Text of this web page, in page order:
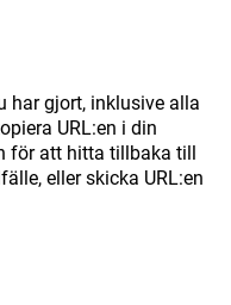
har gjort, inklusive alla
URL:en i din
för att hitta tillbaka till
eller skicka URL:en